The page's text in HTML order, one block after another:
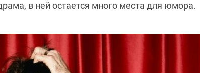
в ней остается много места для юмора.